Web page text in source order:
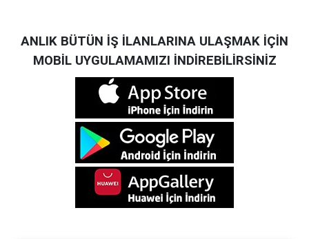
ANLIK BÜTÜN İŞ İLANLARINA ULAŞMAK İÇİN
MOBİL UYGULAMAMIZI İNDİREBİLİRSİNİZ